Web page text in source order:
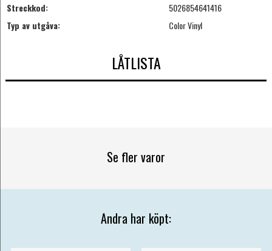
Streckkod:
5026854641416
Typ av utgåva:
Color Vinyl
LÅTLISTA
Se fler varor
Andra har köpt: